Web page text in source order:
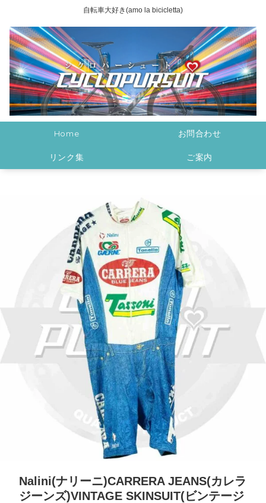
自転車大好き(amo la bicicletta)
Home お問合わせ
リンク集 ご案内
Nalini(ナリーニ)CARRERA JEANS(カレラ
ジーンズ)VINTAGE SKINSUIT(ビンテージ